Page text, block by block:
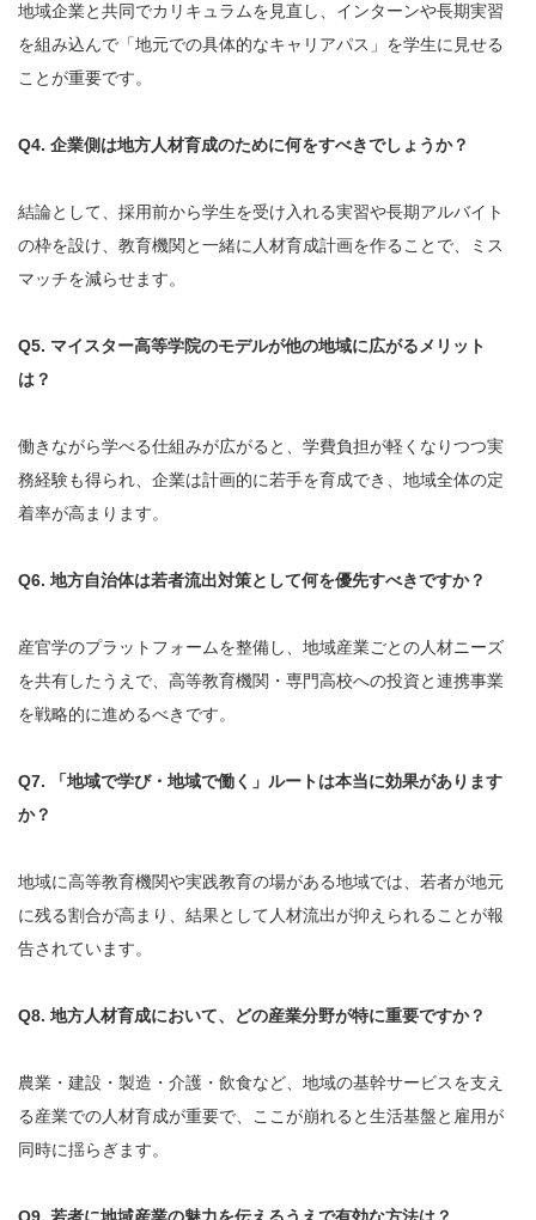
地域企業と共同でカリキュラムを見直し、インターンや長期実習
を組み込んで「地元での具体的なキャリアパス」を学生に見せる
ことが重要です。
Q4. 企業側は地方人材育成のために何をすべきでしょうか？
結論として、採用前から学生を受け入れる実習や長期アルバイト
の枠を設け、教育機関と一緒に人材育成計画を作ることで、ミス
マッチを減らせます。
Q5. マイスター高等学院のモデルが他の地域に広がるメリット
は？
働きながら学べる仕組みが広がると、学費負担が軽くなりつつ実
務経験も得られ、企業は計画的に若手を育成でき、地域全体の定
着率が高まります。
Q6. 地方自治体は若者流出対策として何を優先すべきですか？
産官学のプラットフォームを整備し、地域産業ごとの人材ニーズ
を共有したうえで、高等教育機関・専門高校への投資と連携事業
を戦略的に進めるべきです。
Q7. 「地域で学び・地域で働く」ルートは本当に効果があります
か？
地域に高等教育機関や実践教育の場がある地域では、若者が地元
に残る割合が高まり、結果として人材流出が抑えられることが報
告されています。
Q8. 地方人材育成において、どの産業分野が特に重要ですか？
農業・建設・製造・介護・飲食など、地域の基幹サービスを支え
る産業での人材育成が重要で、ここが崩れると生活基盤と雇用が
同時に揺らぎます。